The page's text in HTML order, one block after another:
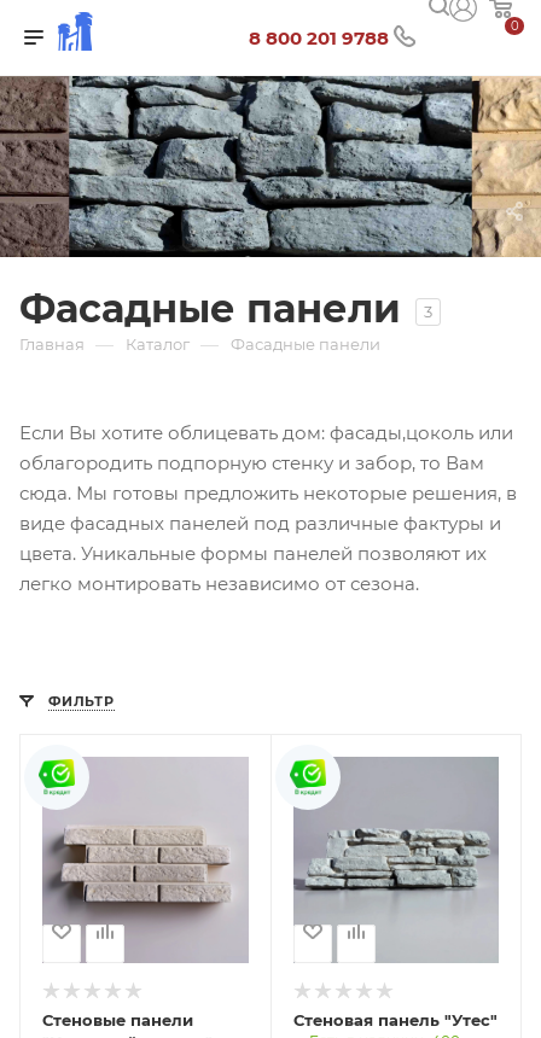
0
8 800 201 9788
Фасадные панели
3
Главная
— Каталог — Фасадные панели
Если Вы хотите облицевать дом: фасады,цоколь или
облагородить подпорную стенку и забор, то Вам
сюда. Мы готовы предложить некоторые решения, в
виде фасадных панелей под различные фактуры и
цвета. Уникальные формы панелей позволяют их
легко монтировать независимо от сезона.
ФИЛЬТР
Стеновые панели
Стеновая панель "Утес"